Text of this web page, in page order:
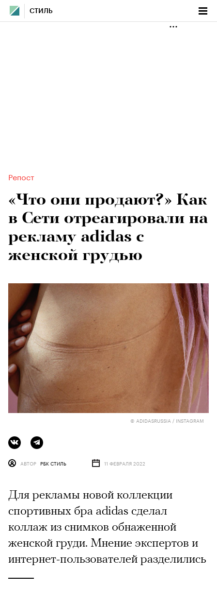
СТИЛЬ
Репост
«Что они продают?» Как
в Сети отреагировали на
рекламу аdidas с
женской грудью
© ADIDASRUSSIA / INSTAGRAM
АВТОР РБК СТИЛЬ 11 ФЕВРАЛЯ 2022
Для рекламы новой коллекции
спортивных бра adidas сделал
коллаж из снимков обнаженной
женской груди. Мнение экспертов и
интернет-пользователей разделились